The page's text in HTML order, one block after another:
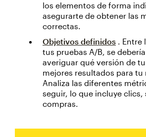
los elementos de forma
asegurarte de obtener las
correctas.
Objetivos definidos . Entre
tus pruebas A/B, se
averiguar qué versión de
mejores resultados para tu
Analiza las diferentes
seguir, lo que incluye clics,
compras.